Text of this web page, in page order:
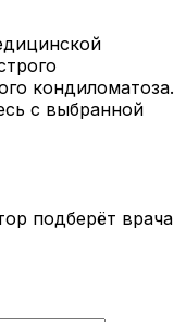
кондиломатоза.
с выбранной
подберёт врача